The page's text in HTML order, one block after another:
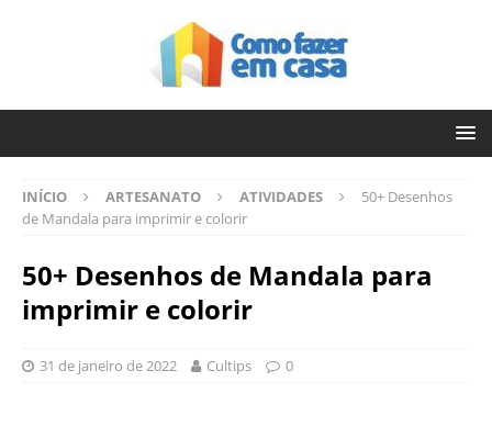
INÍCIO ARTESANATO ATIVIDADES
50+ Desenhos
de Mandala para imprimir e colorir
50+ Desenhos de Mandala para
imprimir e colorir
31 de janeiro de 2022 Cultips 0